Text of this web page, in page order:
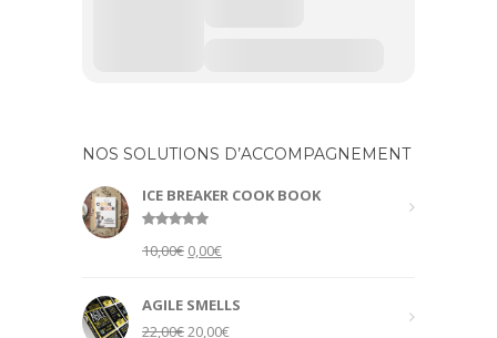
NOS SOLUTIONS D’ACCOMPAGNEMENT
ICE BREAKER COOK BOOK
out of 5
10,00€ Original
was:
10,00€.
0,00€Current
is:
0,00€.
AGILE SMELLS
22,00€ Original
20,00€Current